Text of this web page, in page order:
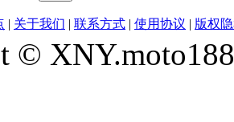
| 关于我们 | 联系方式 | 使用协议 | 版权
©